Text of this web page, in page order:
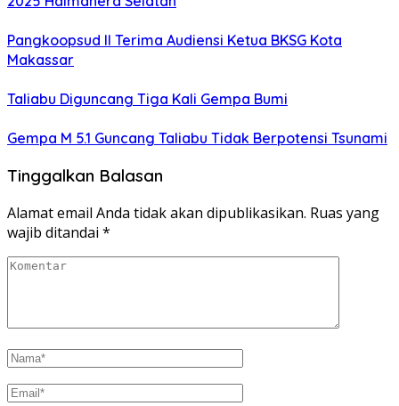
Pangkoopsud II Terima Audiensi Ketua BKSG Kota
Makassar
Taliabu Diguncang Tiga Kali Gempa Bumi
Gempa M 5.1 Guncang Taliabu Tidak Berpotensi Tsunami
Tinggalkan Balasan
Alamat email Anda tidak akan dipublikasikan. Ruas yang
wajib ditandai *